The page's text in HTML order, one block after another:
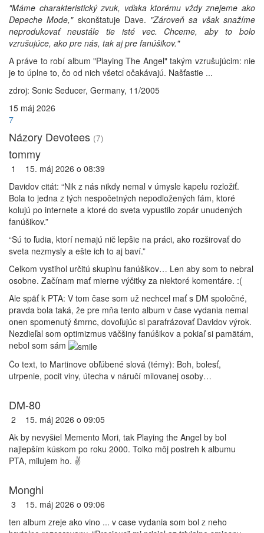
"Máme charakteristický zvuk, vďaka ktorému vždy znejeme ako
Depeche Mode,"skonštatuje Dave. "Zároveň sa však snažíme
neprodukovať neustále tie isté vec. Chceme, aby to bolo
vzrušujúce, ako pre nás, tak aj pre fanúšikov."
A práve to robí album "Playing The Angel" takým vzrušujúcim: nie
je to úplne to, čo od nich všetci očakávajú. Našťastie ...
zdroj: Sonic Seducer, Germany, 11/2005
15 máj 2026
7
Názory Devotees (7)
tommy
1
15. máj 2026 o 08:39
Davidov citát: “Nik z nás nikdy nemal v úmysle kapelu rozložiť.
Bola to jedna z tých nespočetných nepodložených fám, ktoré
kolujú po internete a ktoré do sveta vypustilo zopár unudených
fanúšikov.”
“Sú to ľudia, ktorí nemajú nič lepšie na práci, ako rozširovať do
sveta nezmysly a ešte ich to aj baví.”
Celkom vystihol určitú skupinu fanúšikov… Len aby som to nebral
osobne. Začínam mať mierne výčitky za niektoré komentáre. :(
Ale späť k PTA: V tom čase som už nechcel mať s DM spoločné,
pravda bola taká, že pre mňa tento album v čase vydania nemal
onen spomenutý šmrnc, dovoľujúc si parafrázovať Davidov výrok.
Nezdieľal som optimizmus väčšiny fanúšikov a pokiaľ si pamätám,
nebol som sám
Čo text, to Martinove obľúbené slová (témy): Boh, bolesť,
utrpenie, pocit viny, útecha v náručí milovanej osoby…
DM-80
2
15. máj 2026 o 09:05
Ak by nevyšiel Memento Mori, tak Playing the Angel by bol
najlepším kúskom po roku 2000. Toľko môj postreh k albumu
PTA, milujem ho. ✌️
Monghi
3
15. máj 2026 o 09:06
ten album zreje ako vino ... v case vydania som bol z neho